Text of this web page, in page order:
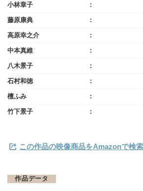
小林章子
藤原康典
高原幸之介
中本真維
八木景子
石村和徳
檀ふみ
竹下景子
この作品の映像商品をAmazonで検
作品データ